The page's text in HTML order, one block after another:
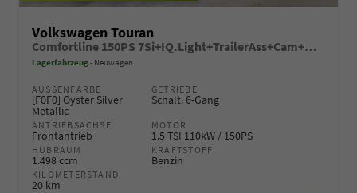
Volkswagen Touran
Comfortline 150PS 7Si+IQ.Light+TrailerAss+Cam+Navi+Kamera+Alarm+Kessy+App-Connect
Lagerfahrzeug Neuwagen
AUSSENFARBE
[F0F0] Oyster Silver
Metallic
GETRIEBE
Schalt. 6-Gang
ANTRIEBSACHSE
Frontantrieb
MOTOR
1.5 TSI 110kW / 150PS
HUBRAUM
1.498 ccm
KRAFTSTOFF
Benzin
KILOMETERSTAND
20 km